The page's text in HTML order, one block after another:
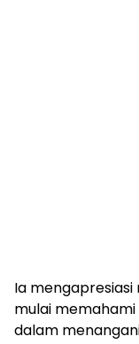
Ia
mulai
dalam